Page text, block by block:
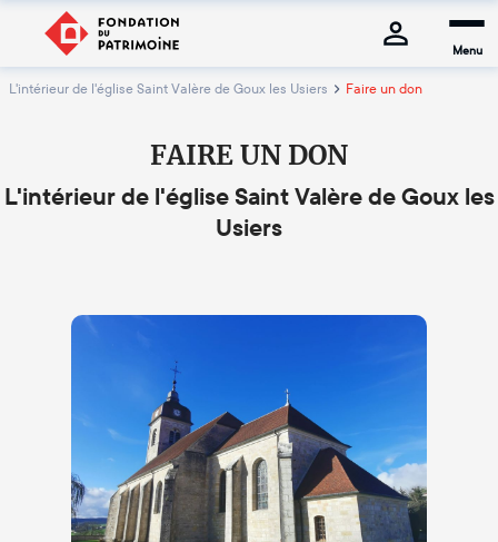
Menu
L'intérieur de l'église Saint Valère de Goux les Usiers Faire un don
FAIRE UN DON
L'intérieur de l'église Saint Valère de Goux les
Usiers